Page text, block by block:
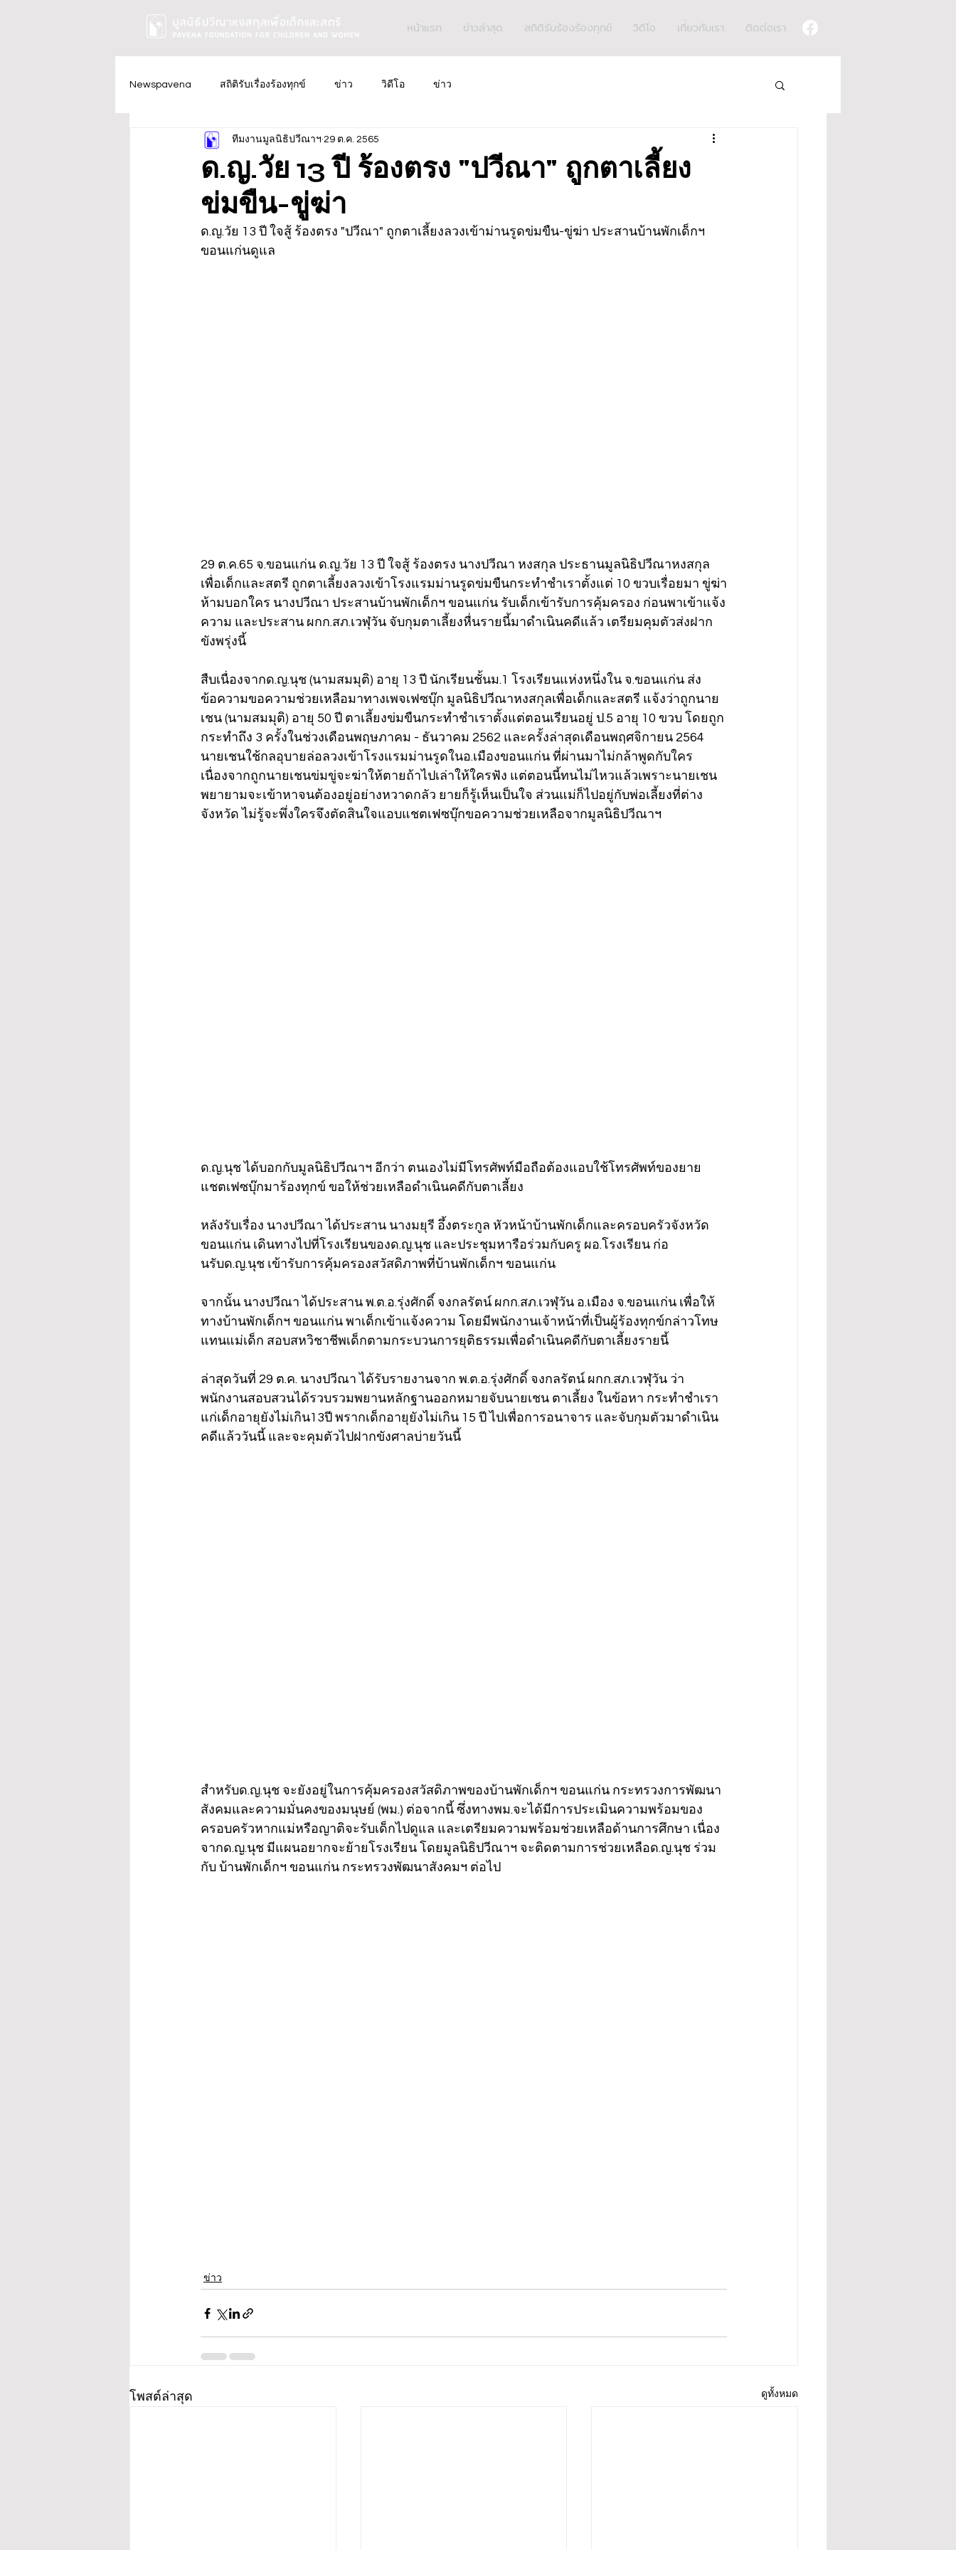
หน้าแรก ข่าวล่าสุด สถิติรับร้องร้องทุกข์ วิดีโอ เกี่ยวกับเรา ติดต่อเรา
Newspavena สถิติรับเรื่องร้องทุกข์ ข่าว วิดีโอ ข่าว
ด.ญ.วัย 13 ปี ร้องตรง "ปวีณา" ถูกตาเลี้ยง
ข่มขืน-ขู่ฆ่า
ทีมงานมูลนิธิปวีณาฯ 29 ต.ค. 2565
ด.ญ.วัย 13 ปี ใจสู้ ร้องตรง "ปวีณา" ถูกตาเลี้ยงลวงเข้าม่านรูดข่มขืน-ขู่ฆ่า ประสานบ้านพักเด็กฯ
ขอนแก่นดูแล
29 ต.ค.65 จ.ขอนแก่น ด.ญ.วัย 13 ปี ใจสู้ ร้องตรง นางปวีณา หงสกุล ประธานมูลนิธิปวีณาหงสกุล
เพื่อเด็กและสตรี ถูกตาเลี้ยงลวงเข้าโรงแรมม่านรูดข่มขืนกระทำชำเราตั้งแต่ 10 ขวบเรื่อยมา ขู่ฆ่า
ห้ามบอกใคร นางปวีณา ประสานบ้านพักเด็กฯ ขอนแก่น รับเด็กเข้ารับการคุ้มครอง ก่อนพาเข้าแจ้ง
ความ และประสาน ผกก.สภ.เวฬุวัน จับกุมตาเลี้ยงหื่นรายนี้มาดำเนินคดีแล้ว เตรียมคุมตัวส่งฝาก
ขังพรุ่งนี้
สืบเนื่องจากด.ญ.นุช (นามสมมุติ) อายุ 13 ปี นักเรียนชั้นม.1 โรงเรียนแห่งหนึ่งใน จ.ขอนแก่น ส่ง
ข้อความขอความช่วยเหลือมาทางเพจเฟซบุ๊ก มูลนิธิปวีณาหงสกุลเพื่อเด็กและสตรี แจ้งว่าถูกนาย
เชน (นามสมมุติ) อายุ 50 ปี ตาเลี้ยงข่มขืนกระทำชำเราตั้งแต่ตอนเรียนอยู่ ป.5 อายุ 10 ขวบ โดยถูก
กระทำถึง 3 ครั้งในช่วงเดือนพฤษภาคม - ธันวาคม 2562 และครั้งล่าสุดเดือนพฤศจิกายน 2564
นายเชนใช้กลอุบายล่อลวงเข้าโรงแรมม่านรูดในอ.เมืองขอนแก่น ที่ผ่านมาไม่กล้าพูดกับใคร
เนื่องจากถูกนายเชนข่มขู่จะฆ่าให้ตายถ้าไปเล่าให้ใครฟัง แต่ตอนนี้ทนไม่ไหวแล้วเพราะนายเชน
พยายามจะเข้าหาจนต้องอยู่อย่างหวาดกลัว ยายก็รู้เห็นเป็นใจ ส่วนแม่ก็ไปอยู่กับพ่อเลี้ยงที่ต่าง
จังหวัด ไม่รู้จะพึ่งใครจึงตัดสินใจแอบแชตเฟซบุ๊กขอความช่วยเหลือจากมูลนิธิปวีณาฯ
ด.ญ.นุช ได้บอกกับมูลนิธิปวีณาฯ อีกว่า ตนเองไม่มีโทรศัพท์มือถือต้องแอบใช้โทรศัพท์ของยาย
แชตเฟซบุ๊กมาร้องทุกข์ ขอให้ช่วยเหลือดำเนินคดีกับตาเลี้ยง
หลังรับเรื่อง นางปวีณา ได้ประสาน นางมยุรี อึ้งตระกูล หัวหน้าบ้านพักเด็กและครอบครัวจังหวัด
ขอนแก่น เดินทางไปที่โรงเรียนของด.ญ.นุช และประชุมหารือร่วมกับครู ผอ.โรงเรียน ก่อ
นรับด.ญ.นุช เข้ารับการคุ้มครองสวัสดิภาพที่บ้านพักเด็กฯ ขอนแก่น
จากนั้น นางปวีณา ได้ประสาน พ.ต.อ.รุ่งศักดิ์ จงกลรัตน์ ผกก.สภ.เวฬุวัน อ.เมือง จ.ขอนแก่น เพื่อให้
ทางบ้านพักเด็กฯ ขอนแก่น พาเด็กเข้าแจ้งความ โดยมีพนักงานเจ้าหน้าที่เป็นผู้ร้องทุกข์กล่าวโทษ
แทนแม่เด็ก สอบสหวิชาชีพเด็กตามกระบวนการยุติธรรมเพื่อดำเนินคดีกับตาเลี้ยงรายนี้
ล่าสุดวันที่ 29 ต.ค. นางปวีณา ได้รับรายงานจาก พ.ต.อ.รุ่งศักดิ์ จงกลรัตน์ ผกก.สภ.เวฬุวัน ว่า
พนักงานสอบสวนได้รวบรวมพยานหลักฐานออกหมายจับนายเชน ตาเลี้ยง ในข้อหา กระทำชำเรา
แก่เด็กอายุยังไม่เกิน13ปี พรากเด็กอายุยังไม่เกิน 15 ปี ไปเพื่อการอนาจาร และจับกุมตัวมาดำเนิน
คดีแล้ววันนี้ และจะคุมตัวไปฝากขังศาลบ่ายวันนี้
สำหรับด.ญ.นุช จะยังอยู่ในการคุ้มครองสวัสดิภาพของบ้านพักเด็กฯ ขอนแก่น กระทรวงการพัฒนา
สังคมและความมั่นคงของมนุษย์ (พม.) ต่อจากนี้ ซึ่งทางพม.จะได้มีการประเมินความพร้อมของ
ครอบครัวหากแม่หรือญาติจะรับเด็กไปดูแล และเตรียมความพร้อมช่วยเหลือด้านการศึกษา เนื่อง
จากด.ญ.นุช มีแผนอยากจะย้ายโรงเรียน โดยมูลนิธิปวีณาฯ จะติดตามการช่วยเหลือด.ญ.นุช ร่วม
กับ บ้านพักเด็กฯ ขอนแก่น กระทรวงพัฒนาสังคมฯ ต่อไป
ข่าว
โพสต์ล่าสุด ดูทั้งหมด